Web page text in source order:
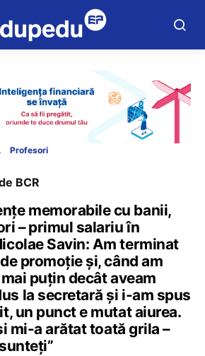
Profesori
BCR
memorabile cu banii,
– primul salariu în
Savin: Am terminat
promoție și, când am
puțin decât aveam
la secretară și i-am spus
un punct e mutat aiurea.
mi-a arătat toată grila –